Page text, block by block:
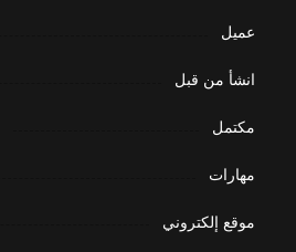
عميل
انشأ من قبل
مكتمل
مهارات
موقع إلكتروني